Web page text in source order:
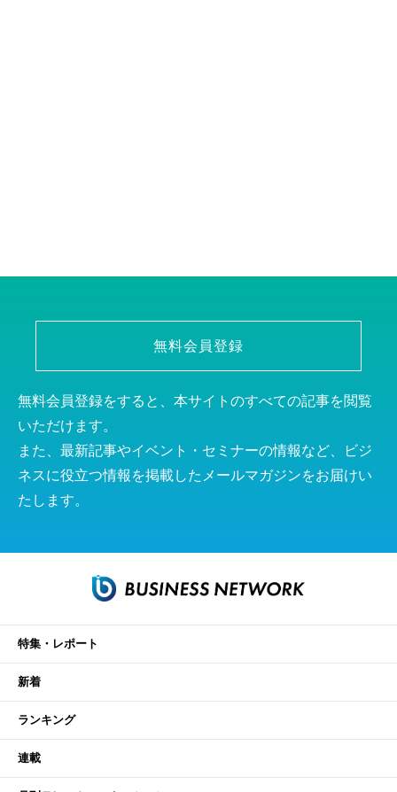
無料会員登録
無料会員登録をすると、本サイトのすべての記事を閲覧
いただけます。
また、最新記事やイベント・セミナーの情報など、ビジ
ネスに役立つ情報を掲載したメールマガジンをお届けい
たします。
特集・レポート
新着
ランキング
連載